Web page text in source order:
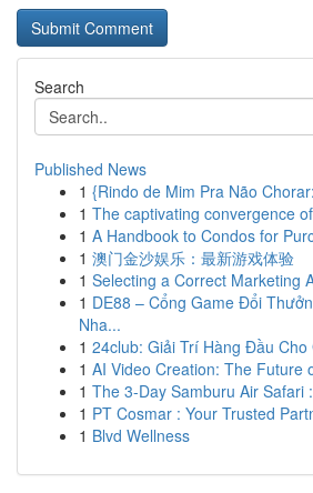
Search
Published News
1 {Rindo de Mim Pra Não
1 The captivating convergence
1 A Handbook to Condos for
1 澳门金沙娱乐：最新游戏体验
1 Selecting a Correct Marketing
1 DE88 – Cổng Game Đổi
Nha...
1 24club: Giải Trí Hàng Đầu Cho
1 AI Video Creation: The Future
1 The 3-Day Samburu Air Safari
1 PT Cosmar : Your Trusted
1 Blvd Wellness